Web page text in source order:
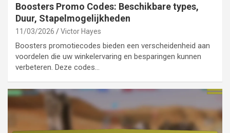
Boosters Promo Codes: Beschikbare types,
Duur, Stapelmogelijkheden
11/03/2026 Victor Hayes
Boosters promotiecodes bieden een verscheidenheid aan
voordelen die uw winkelervaring en besparingen kunnen
verbeteren. Deze codes…